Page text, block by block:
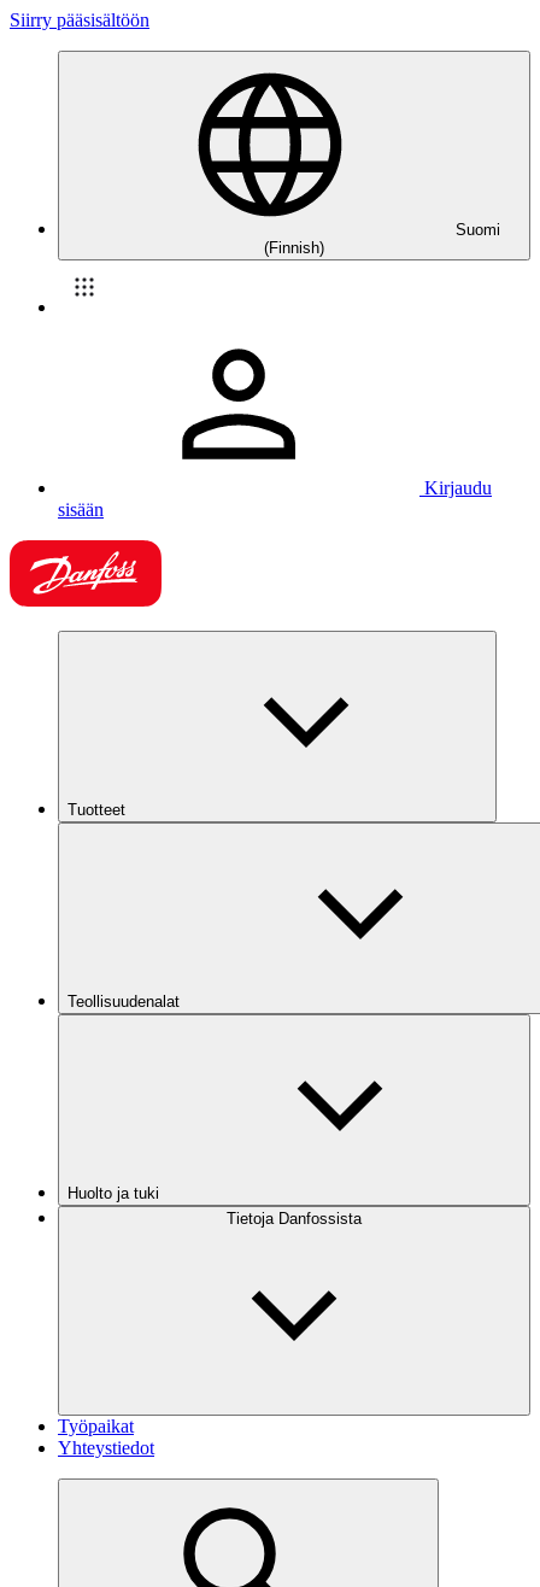
Siirry pääsisältöön
Suomi
(Finnish)
Kirjaudu
sisään
Tuotteet
Teollisuudenalat
Huolto ja tuki
Tietoja Danfossista
Työpaikat
Yhteystiedot